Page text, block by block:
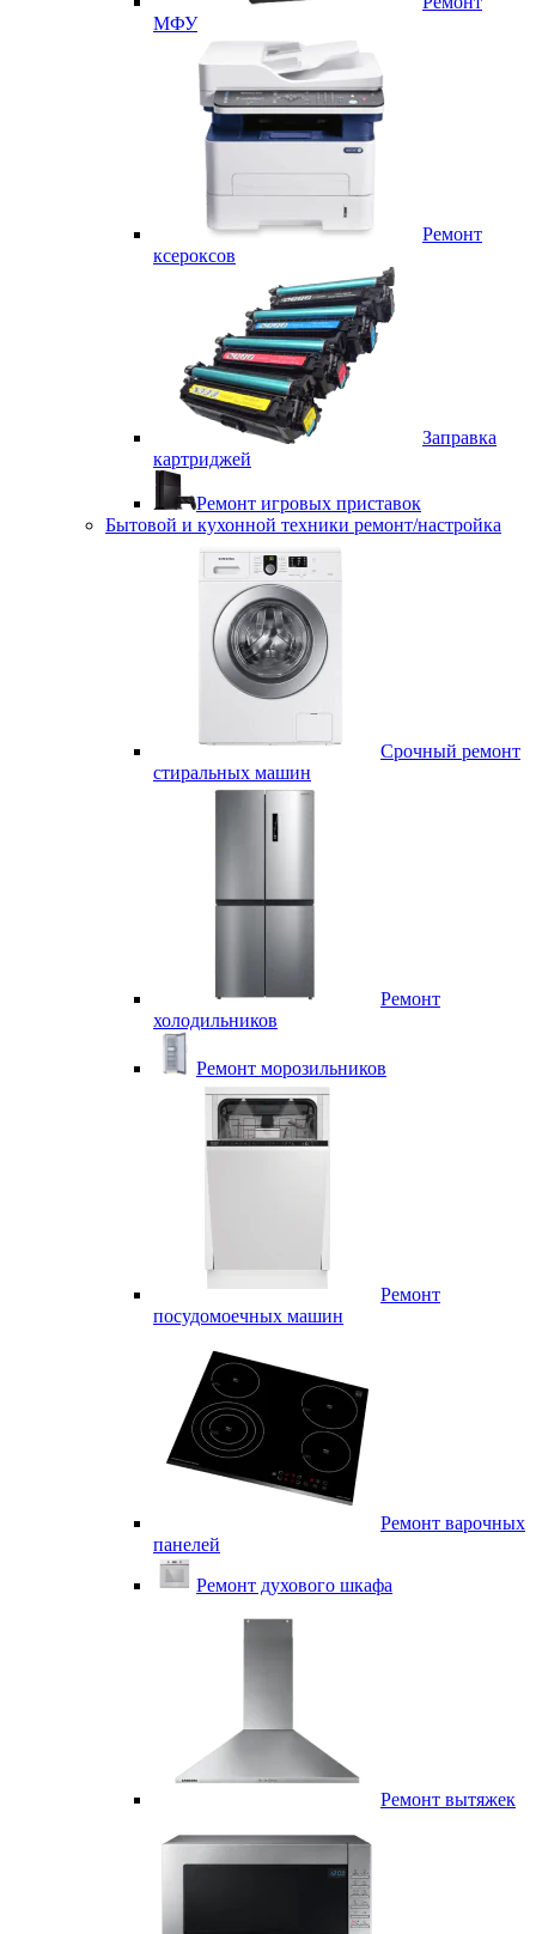
МФУ
Ремонт
ксероксов
Заправка
картриджей
Ремонт игровых приставок
Бытовой и кухонной техники ремонт/настройка
Срочный ремонт
стиральных машин
Ремонт
холодильников
Ремонт морозильников
Ремонт
посудомоечных машин
Ремонт варочных
панелей
Ремонт духового шкафа
Ремонт вытяжек